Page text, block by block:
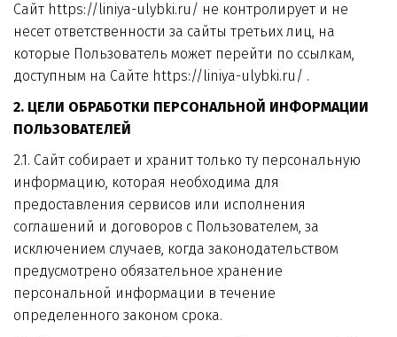
Сайт https://liniya-ulybki.ru/ не контролирует и не
несет ответственности за сайты третьих лиц, на
которые Пользователь может перейти по ссылкам,
доступным на Сайте https://liniya-ulybki.ru/ .
2. ЦЕЛИ ОБРАБОТКИ ПЕРСОНАЛЬНОЙ ИНФОРМАЦИИ
ПОЛЬЗОВАТЕЛЕЙ
2.1. Сайт собирает и хранит только ту персональную
информацию, которая необходима для
предоставления сервисов или исполнения
соглашений и договоров с Пользователем, за
исключением случаев, когда законодательством
предусмотрено обязательное хранение
персональной информации в течение
определенного законом срока.